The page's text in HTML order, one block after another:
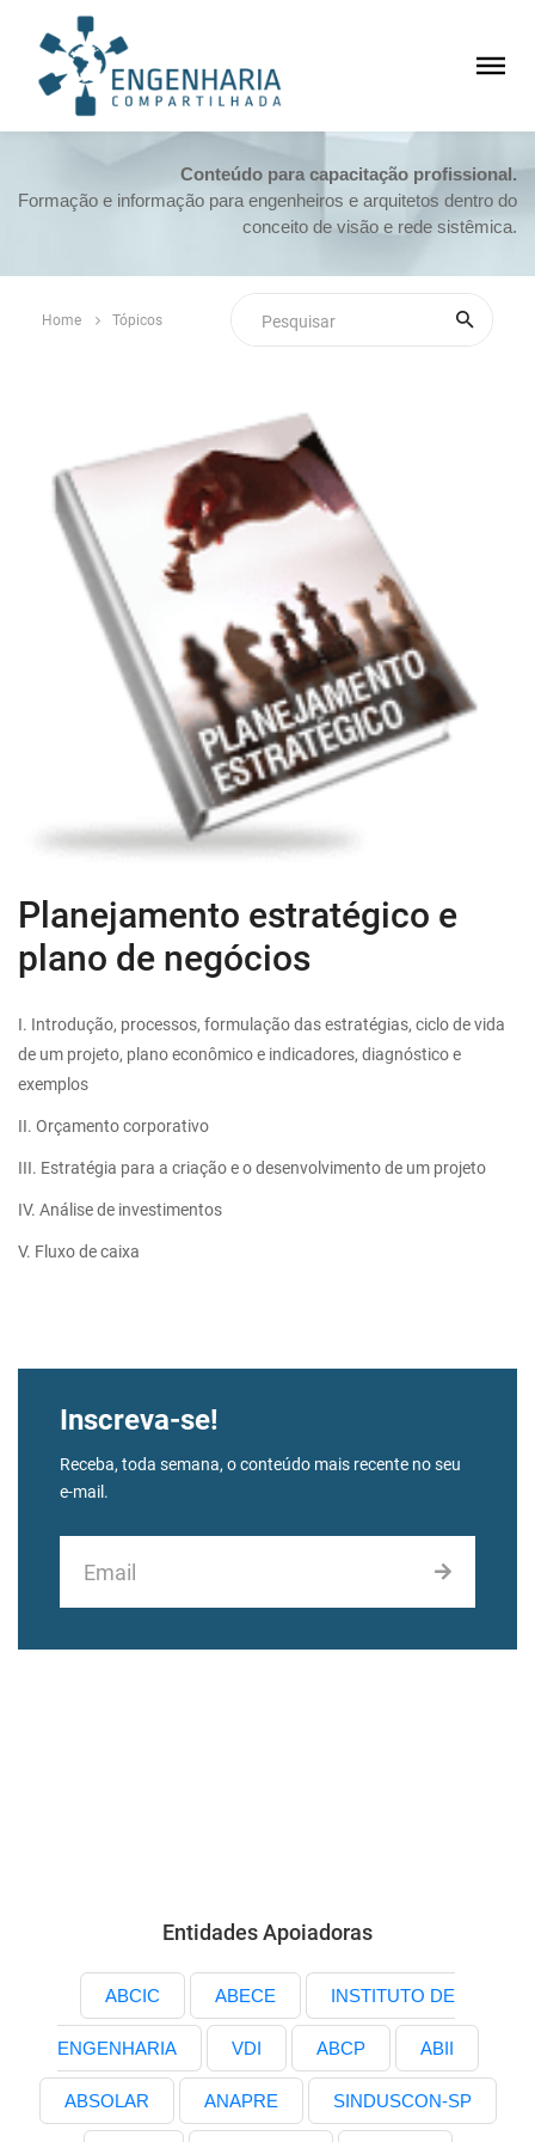
Conteúdo para capacitação profissional.
Formação e informação para engenheiros e arquitetos dentro do
conceito de visão e rede sistêmica.
Home Tópicos
Planejamento estratégico e
plano de negócios
I. Introdução, processos, formulação das estratégias, ciclo de vida
de um projeto, plano econômico e indicadores, diagnóstico e
exemplos
II. Orçamento corporativo
III. Estratégia para a criação e o desenvolvimento de um projeto
IV. Análise de investimentos
V. Fluxo de caixa
Inscreva-se!
Receba, toda semana, o conteúdo mais recente no seu
e-mail.
Entidades Apoiadoras
ABCIC ABECE INSTITUTO DE
ENGENHARIA VDI ABCP ABII
ABSOLAR ANAPRE SINDUSCON-SP